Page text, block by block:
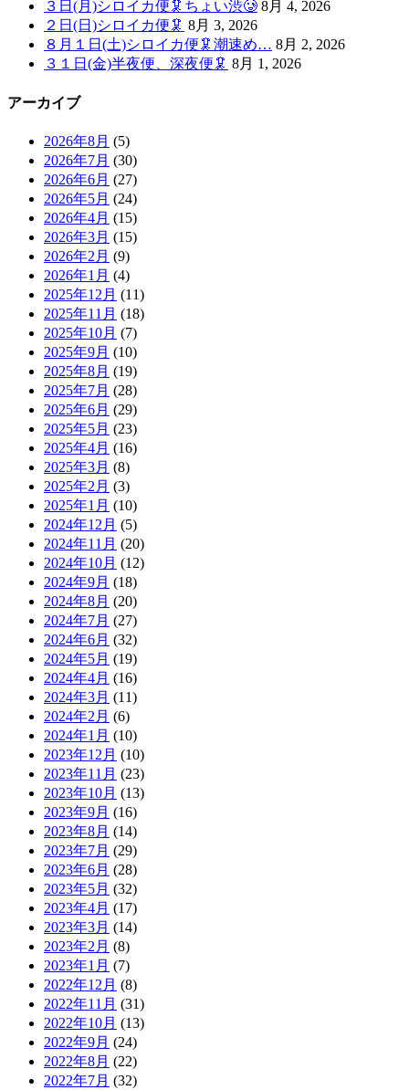
３日(月)シロイカ便🦑ちょい渋🥲 8月 4, 2026
２日(日)シロイカ便🦑 8月 3, 2026
８月１日(土)シロイカ便🦑潮速め… 8月 2, 2026
３１日(金)半夜便、深夜便🦑 8月 1, 2026
アーカイブ
2026年8月 (5)
2026年7月 (30)
2026年6月 (27)
2026年5月 (24)
2026年4月 (15)
2026年3月 (15)
2026年2月 (9)
2026年1月 (4)
2025年12月 (11)
2025年11月 (18)
2025年10月 (7)
2025年9月 (10)
2025年8月 (19)
2025年7月 (28)
2025年6月 (29)
2025年5月 (23)
2025年4月 (16)
2025年3月 (8)
2025年2月 (3)
2025年1月 (10)
2024年12月 (5)
2024年11月 (20)
2024年10月 (12)
2024年9月 (18)
2024年8月 (20)
2024年7月 (27)
2024年6月 (32)
2024年5月 (19)
2024年4月 (16)
2024年3月 (11)
2024年2月 (6)
2024年1月 (10)
2023年12月 (10)
2023年11月 (23)
2023年10月 (13)
2023年9月 (16)
2023年8月 (14)
2023年7月 (29)
2023年6月 (28)
2023年5月 (32)
2023年4月 (17)
2023年3月 (14)
2023年2月 (8)
2023年1月 (7)
2022年12月 (8)
2022年11月 (31)
2022年10月 (13)
2022年9月 (24)
2022年8月 (22)
2022年7月 (32)